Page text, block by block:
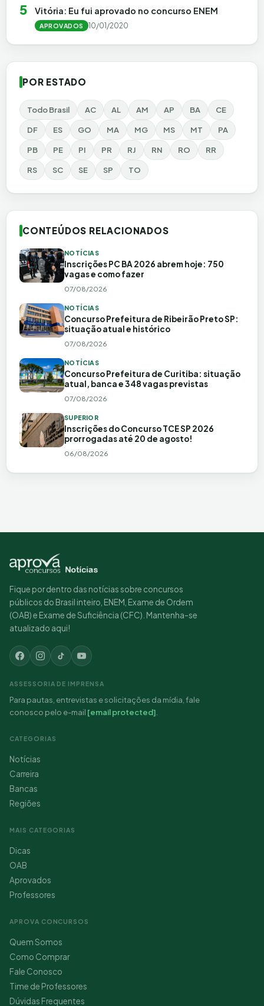
5 Vitória: Eu fui aprovado no concurso ENEM
APROVADOS 10/01/2020
POR ESTADO
Todo Brasil AC AL AM AP BA CE
DF ES GO MA MG MS MT PA
PB PE PI PR RJ RN RO RR
RS SC SE SP TO
CONTEÚDOS RELACIONADOS
NOTÍCIAS
Inscrições PC BA 2026 abrem hoje: 750
vagas e como fazer
07/08/2026
NOTÍCIAS
Concurso Prefeitura de Ribeirão Preto SP:
situação atual e histórico
07/08/2026
NOTÍCIAS
Concurso Prefeitura de Curitiba: situação
atual, banca e 348 vagas previstas
07/08/2026
SUPERIOR
Inscrições do Concurso TCE SP 2026
prorrogadas até 20 de agosto!
06/08/2026
Fique por dentro das notícias sobre concursos
públicos do Brasil inteiro, ENEM, Exame de Ordem
(OAB) e Exame de Suficiência (CFC). Mantenha-se
atualizado aqui!
ASSESSORIA DE IMPRENSA
Para pautas, entrevistas e solicitações da mídia, fale
conosco pelo e-mail [email protected].
CATEGORIAS
Notícias
Carreira
Bancas
Regiões
MAIS CATEGORIAS
Dicas
OAB
Aprovados
Professores
APROVA CONCURSOS
Quem Somos
Como Comprar
Fale Conosco
Time de Professores
Dúvidas Frequentes